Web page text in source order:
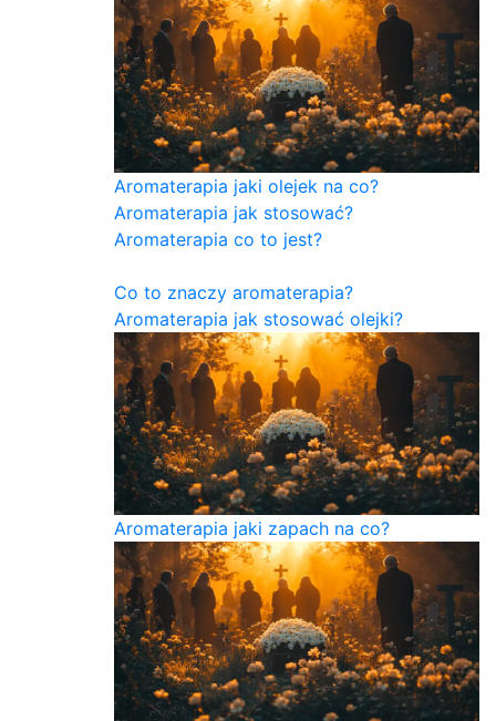
Aromaterapia jaki olejek na co?
Aromaterapia jak stosować?
Aromaterapia co to jest?
Co to znaczy aromaterapia?
Aromaterapia jak stosować olejki?
Aromaterapia jaki zapach na co?